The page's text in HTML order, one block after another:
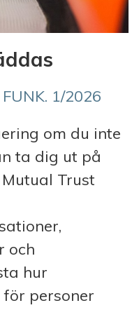
FUNK. 1/2026
om du inte
ta dig ut på
Trust
och
hur
personer